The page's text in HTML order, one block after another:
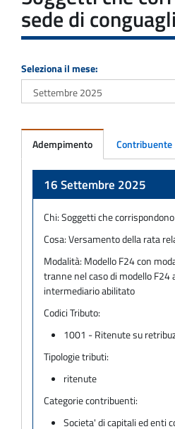
sede di
Seleziona il mese:
Adempimento Contribuente
16 Settembre 2025
Chi:Soggetti che
Cosa:Versamento della rata
Modalità: Modello F24 con
tranne nel caso di modello
intermediario abilitato
Codici Tributo:
1001 - Ritenute su
Tipologie tributi:
ritenute
Categorie contribuenti:
Societa' di capitali ed enti